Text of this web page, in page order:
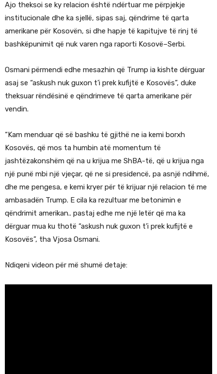
Ajo theksoi se ky relacion është ndërtuar me përpjekje
institucionale dhe ka sjellë, sipas saj, qëndrime të qarta
amerikane për Kosovën, si dhe hapje të kapitujve të rinj të
bashkëpunimit që nuk varen nga raporti Kosovë–Serbi.
Osmani përmendi edhe mesazhin që Trump ia kishte dërguar
asaj se “askush nuk guxon t’i prek kufijtë e Kosovës”, duke
theksuar rëndësinë e qëndrimeve të qarta amerikane për
vendin.
“Kam menduar që së bashku të gjithë ne ia kemi borxh
Kosovës, që mos ta humbin atë momentum të
jashtëzakonshëm që na u krijua me ShBA-të, që u krijua nga
një punë mbi një vjeçar, që ne si presidencë, pa asnjë ndihmë,
dhe me pengesa, e kemi kryer për të krijuar një relacion të me
ambasadën Trump. E cila ka rezultuar me betonimin e
qëndrimit amerikan.. pastaj edhe me një letër që ma ka
dërguar mua ku thotë “askush nuk guxon t’i prek kufijtë e
Kosovës”, tha Vjosa Osmani.
Ndiqeni videon për më shumë detaje: